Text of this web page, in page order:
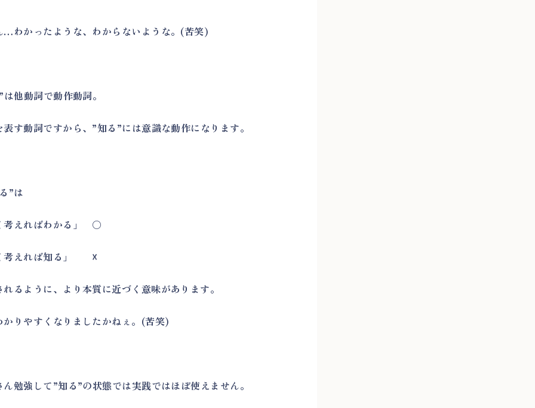
…わかったような、わからないような。(苦笑)
は他動詞で動作動詞。
表す動詞ですから、”知る”には意識な動作になります。
”は
考えればわかる」 〇
考えれば知る」 ☓
れるように、より本質に近づく意味があります。
かりやすくなりましたかねぇ。(苦笑)
ん勉強して”知る”の状態では実践ではほぼ使えません。